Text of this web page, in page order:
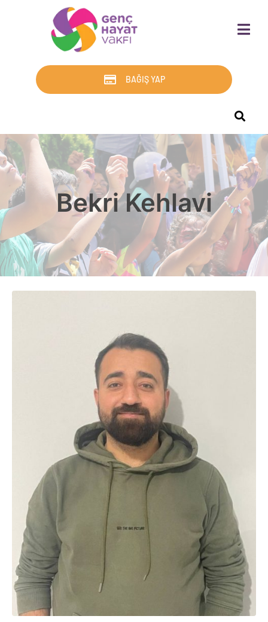
BAĞIŞ YAP
Bekri Kehlavi